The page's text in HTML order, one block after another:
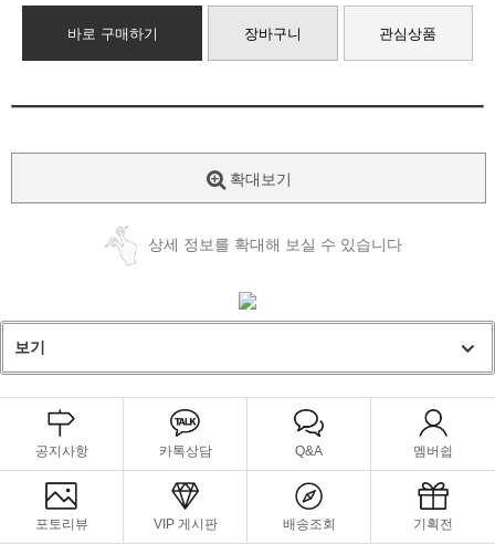
바로 구매하기 장바구니 관심상품
확대보기
상세 정보를 확대해 보실 수 있습니다
보기
공지사항 카톡상담 Q&A 멤버쉽
포토리뷰 VIP 게시판 배송조회 기획전